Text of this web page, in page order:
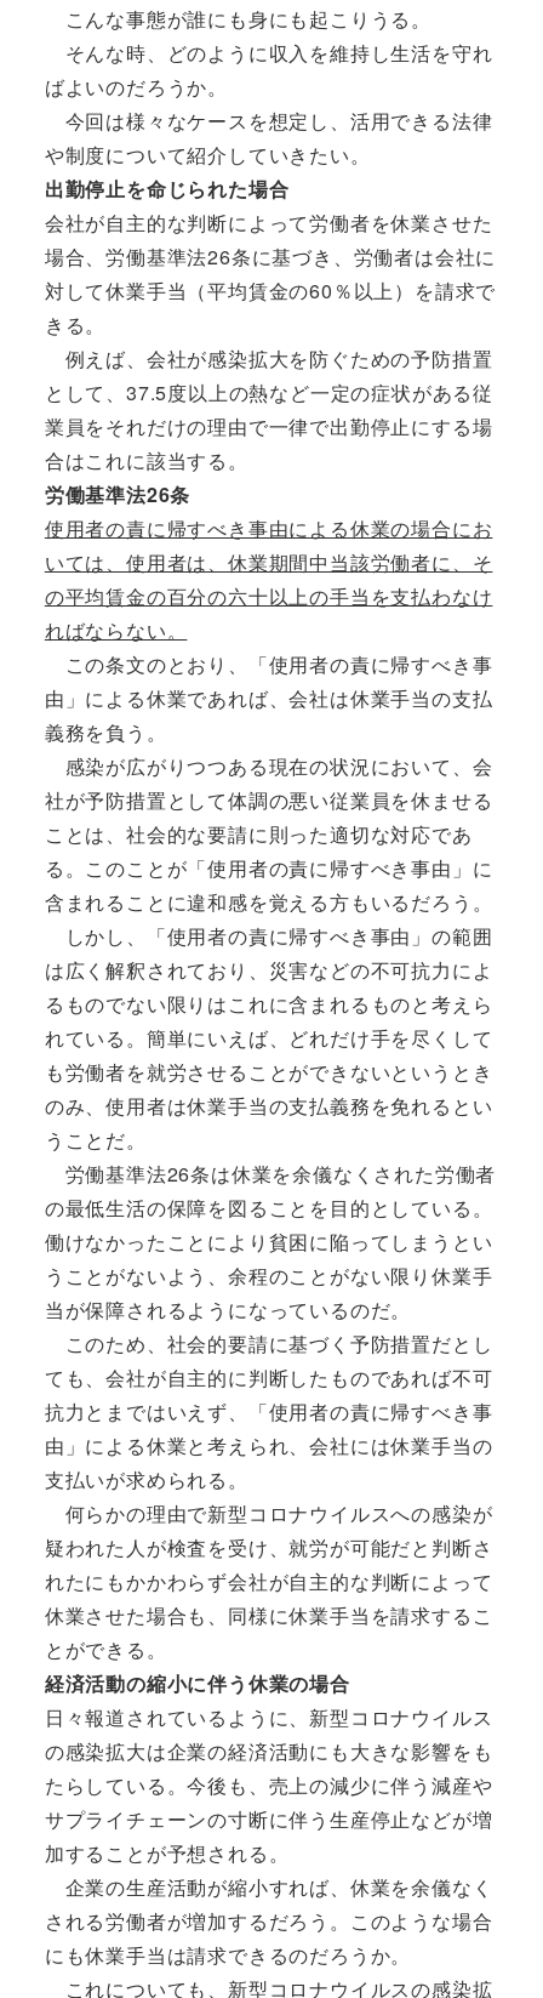
こんな事態が誰にも身にも起こりうる。
そんな時、どのように収入を維持し生活を守れ
ばよいのだろうか。
今回は様々なケースを想定し、活用できる法律
や制度について紹介していきたい。
出勤停止を命じられた場合
会社が自主的な判断によって労働者を休業させた
場合、労働基準法26条に基づき、労働者は会社に
対して休業手当（平均賃金の60％以上）を請求で
きる。
例えば、会社が感染拡大を防ぐための予防措置
として、37.5度以上の熱など一定の症状がある従
業員をそれだけの理由で一律で出勤停止にする場
合はこれに該当する。
労働基準法26条
使用者の責に帰すべき事由による休業の場合にお
いては、使用者は、休業期間中当該労働者に、そ
の平均賃金の百分の六十以上の手当を支払わなけ
ればならない。
この条文のとおり、「使用者の責に帰すべき事
由」による休業であれば、会社は休業手当の支払
義務を負う。
感染が広がりつつある現在の状況において、会
社が予防措置として体調の悪い従業員を休ませる
ことは、社会的な要請に則った適切な対応であ
る。このことが「使用者の責に帰すべき事由」に
含まれることに違和感を覚える方もいるだろう。
しかし、「使用者の責に帰すべき事由」の範囲
は広く解釈されており、災害などの不可抗力によ
るものでない限りはこれに含まれるものと考えら
れている。簡単にいえば、どれだけ手を尽くして
も労働者を就労させることができないというとき
のみ、使用者は休業手当の支払義務を免れるとい
うことだ。
労働基準法26条は休業を余儀なくされた労働者
の最低生活の保障を図ることを目的としている。
働けなかったことにより貧困に陥ってしまうとい
うことがないよう、余程のことがない限り休業手
当が保障されるようになっているのだ。
このため、社会的要請に基づく予防措置だとし
ても、会社が自主的に判断したものであれば不可
抗力とまではいえず、「使用者の責に帰すべき事
由」による休業と考えられ、会社には休業手当の
支払いが求められる。
何らかの理由で新型コロナウイルスへの感染が
疑われた人が検査を受け、就労が可能だと判断さ
れたにもかかわらず会社が自主的な判断によって
休業させた場合も、同様に休業手当を請求するこ
とができる。
経済活動の縮小に伴う休業の場合
日々報道されているように、新型コロナウイルス
の感染拡大は企業の経済活動にも大きな影響をも
たらしている。今後も、売上の減少に伴う減産や
サプライチェーンの寸断に伴う生産停止などが増
加することが予想される。
企業の生産活動が縮小すれば、休業を余儀なく
される労働者が増加するだろう。このような場合
にも休業手当は請求できるのだろうか。
これについても、新型コロナウイルスの感染拡